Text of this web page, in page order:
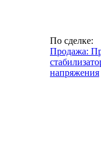
По сделке:
Продажа:
напряжения